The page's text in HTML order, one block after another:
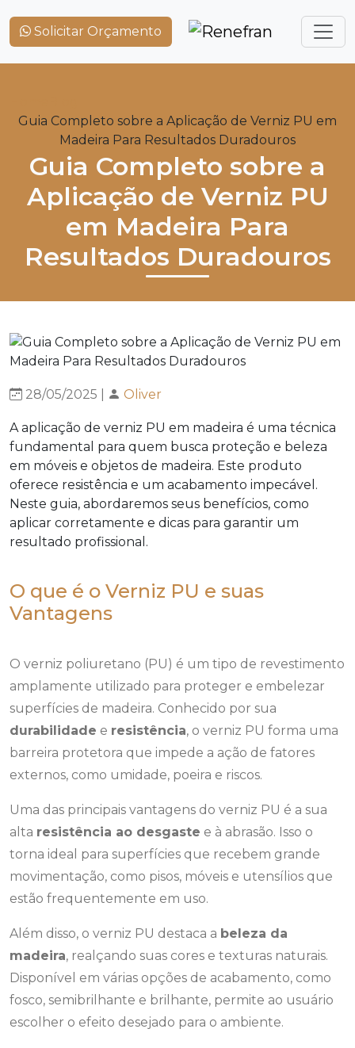
Solicitar Orçamento
Guia Completo sobre a Aplicação de Verniz PU em
Madeira Para Resultados Duradouros
Guia Completo sobre a
Aplicação de Verniz PU
em Madeira Para
Resultados Duradouros
28/05/2025 | Oliver
A aplicação de verniz PU em madeira é uma técnica
fundamental para quem busca proteção e beleza
em móveis e objetos de madeira. Este produto
oferece resistência e um acabamento impecável.
Neste guia, abordaremos seus benefícios, como
aplicar corretamente e dicas para garantir um
resultado profissional.
O que é o Verniz PU e suas
Vantagens
O verniz poliuretano (PU) é um tipo de revestimento
amplamente utilizado para proteger e embelezar
superfícies de madeira. Conhecido por sua
durabilidade e resistência, o verniz PU forma uma
barreira protetora que impede a ação de fatores
externos, como umidade, poeira e riscos.
Uma das principais vantagens do verniz PU é a sua
alta resistência ao desgaste e à abrasão. Isso o
torna ideal para superfícies que recebem grande
movimentação, como pisos, móveis e utensílios que
estão frequentemente em uso.
Além disso, o verniz PU destaca a beleza da
madeira, realçando suas cores e texturas naturais.
Disponível em várias opções de acabamento, como
fosco, semibrilhante e brilhante, permite ao usuário
escolher o efeito desejado para o ambiente.